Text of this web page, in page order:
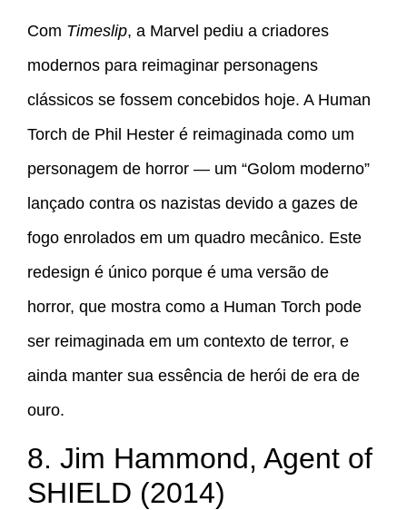
Com Timeslip, a Marvel pediu a criadores
modernos para reimaginar personagens
clássicos se fossem concebidos hoje. A Human
Torch de Phil Hester é reimaginada como um
personagem de horror — um “Golom moderno”
lançado contra os nazistas devido a gazes de
fogo enrolados em um quadro mecânico. Este
redesign é único porque é uma versão de
horror, que mostra como a Human Torch pode
ser reimaginada em um contexto de terror, e
ainda manter sua essência de herói de era de
ouro.
8. Jim Hammond, Agent of
SHIELD (2014)